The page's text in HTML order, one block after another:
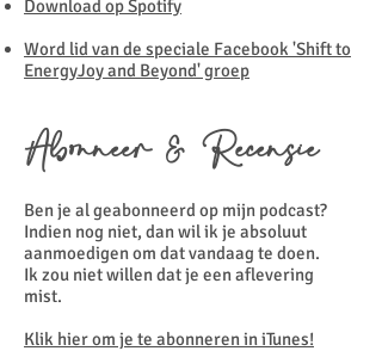
Download op Spotify
Word lid van de speciale Facebook 'Shift to
EnergyJoy and Beyond' groep
Abonneer & Recensie
Ben je al geabonneerd op mijn podcast?
Indien nog niet, dan wil ik je absoluut
aanmoedigen om dat vandaag te doen.
Ik zou niet willen dat je een aflevering
mist.
Klik hier om je te abonneren in iTunes!